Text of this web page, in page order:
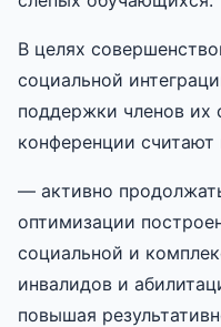
В целях
социальной
поддержки членов их
конференции
— активно
оптимизации
социальной и
инвалидов и
повышая